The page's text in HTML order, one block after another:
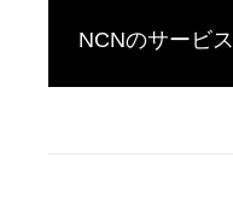
NCNのサービス